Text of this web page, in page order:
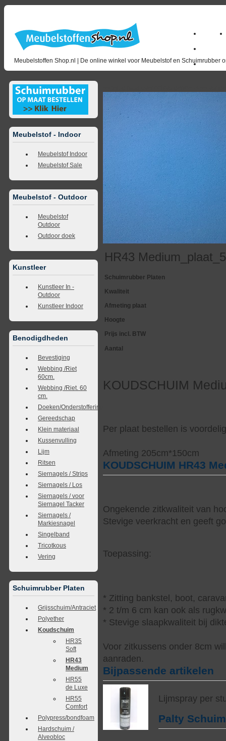
Meubelstoffen Shop.nl | De online winkel voor Meubelstof en Schuimrubber
Home
Meubelstof - Indoor
Meubelstof Indoor
Meubelstof Sale
Meubelstof - Outdoor
Meubelstof
Outdoor
Outdoor doek
Kunstleer
Kunstleer In -
Outdoor
Kunstleer Indoor
Benodigdheden
Bevestiging
Webbing /Riet
60cm.
Webbing /Riet. 60
cm.
Doeken/Onderstoffering
Gereedschap
Klein materiaal
Kussenvulling
Lijm
Ritsen
Siernagels / Strips
Siernagels / Los
Siernagels / voor
Siernagel Tacker
Siernagels /
Markiesnagel
Singelband
Tricotkous
Vering
Schuimrubber Platen
Grijsschuim/Antraciet
Polyether
Koudschuim
HR35
Soft
HR43
Medium
HR55
de Luxe
HR55
Comfort
Polypress/bondfoam
Hardschuim /
Alveobloc
HR43
Schuimrubber Platen
Kwaliteit
Afmeting plaat
Hoogte
Prijs incl. BTW
Aantal
KOUDSCHUIM
Per plaat bestellen is
Afmeting 205cm*150cm
KOUDSCHUIM HR43
Ongekende zitkwaliteit van
Stevige veerkracht en geeft
Toepassing:
* Zitting bankstel, boot,
* 2 t/m 6 cm kan ook als
* Stevige slaapkwaliteit bij
Voor zitkussens onder 8cm
aanraden.
Bijpassende artikelen
Lijmspray per
Palty